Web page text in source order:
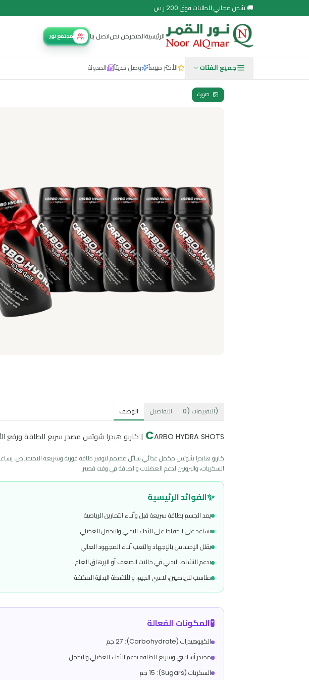
مجاني للطلبات فوق 200 ر.س
الرئيسيةالمتجرمن نحناتصل بنا مجتمع نور
الأكثر مبيعاً
الوصف التفاصيل
CARBO HYDRA SHOTS | كاربو هيدرا شوتس مصدر سريع للطاقة ورفع الأداء الرياضي
السكريات، والبروتين لدعم العضلات والطاقة في وقت قصير.
الفوائد الرئيسية
يساعد على الحفاظ على الأداء البدني والتحمل العضلي
يقلل الإحساس بالإجهاد والتعب أثناء المجهود العالي
يدعم النشاط البدني في حالات الضعف أو الإرهاق العام
مناسب للرياضيين، لاعبي الجيم، والأنشطة البدنية المكثفة